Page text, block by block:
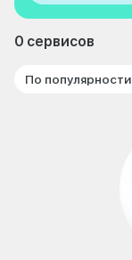
0 сервисов
По популярности